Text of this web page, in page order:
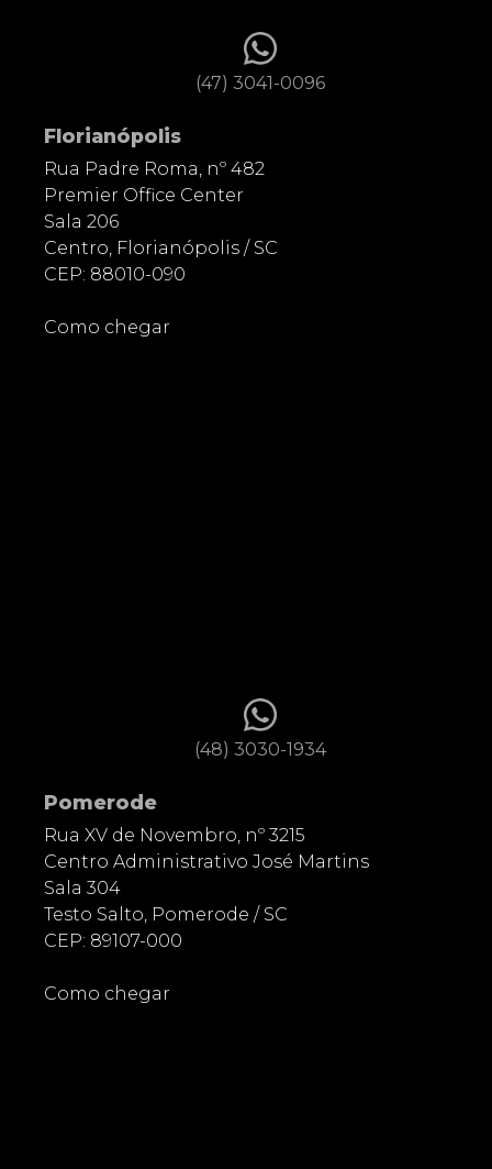
(47) 3041-0096
Florianópolis
Rua Padre Roma, nº 482
Premier Office Center
Sala 206
Centro, Florianópolis / SC
CEP: 88010-090
Como chegar
(48) 3030-1934
Pomerode
Rua XV de Novembro, nº 3215
Centro Administrativo José Martins
Sala 304
Testo Salto, Pomerode / SC
CEP: 89107-000
Como chegar